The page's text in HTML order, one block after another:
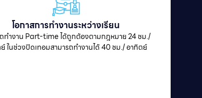
โอกาสการทำงานระหว่างเรียน
ทำงาน Part-time ได้ถูกต้องตามกฎหมาย 24 ชม./
ในช่วงปิดเทอมสามารถทำงานได้ 40 ชม./ อาทิตย์